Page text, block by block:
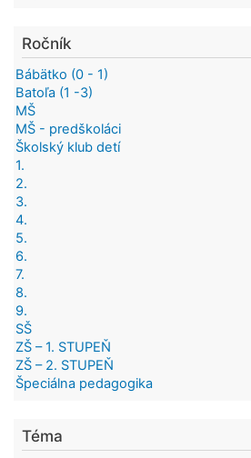
Ročník
Bábätko (0 - 1)
Batoľa (1 -3)
MŠ
MŠ - predškoláci
Školský klub detí
1.
2.
3.
4.
5.
6.
7.
8.
9.
SŠ
ZŠ – 1. STUPEŇ
ZŠ – 2. STUPEŇ
Špeciálna pedagogika
Téma